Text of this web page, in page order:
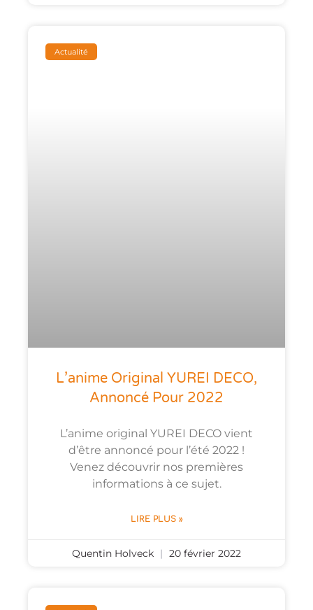
Actualité
L’anime Original YUREI DECO,
Annoncé Pour 2022
L’anime original YUREI DECO vient
d’être annoncé pour l’été 2022 !
Venez découvrir nos premières
informations à ce sujet.
LIRE PLUS »
Quentin Holveck 20 février 2022